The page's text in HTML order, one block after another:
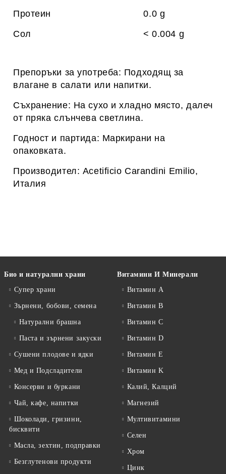
Протеин 0.0 g
Сол < 0.004 g
Препоръки за употреба: Подходящ за
влагане в салати или напитки.
Съхранение: На сухо и хладно място, далеч
от пряка слънчева светлина.
Годност и партида: Маркирани на
опаковката.
Производител: Acetificio Carandini Emilio,
Италия
Био и натурални храни
Супер храни
Зърнени, бобови, семена
Натурални брашна
Паста и зърнени закуски
Сушени плодове и ядки
Мед и Подсладители
Консерви и буркани
Чай, кафе, напитки
Шоколади, гризини,
бисквити
Масла, зехтин, подправки
Безглутенови продукти
Витамини И Минерали
Витамин А
Витамин B
Витамин C
Витамин D
Витамин E
Витамин K
Калий, Калций
Магнезий
Мултивитамини
Селен
Хром
Цинк